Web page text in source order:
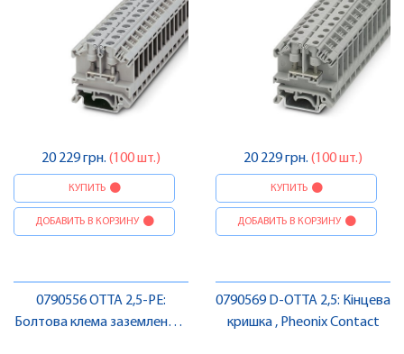
20 229 грн. (100 шт.)
КУПИТЬ
ДОБАВИТЬ В КОРЗИНУ
20 229 грн. (100 шт.)
КУПИТЬ
ДОБАВИТЬ В КОРЗИНУ
0790556 OTTA 2,5-PE:
Болтова клема заземлення ,
0790569 D-OTTA 2,5: Кінцева
кришка , Pheonix Contact